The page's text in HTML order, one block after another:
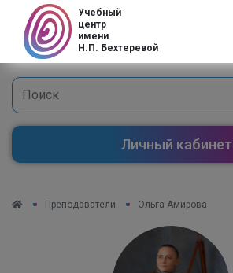
Учебный
центр
имени
Н.П. Бехтеревой
Личный кабинет
Преподаватели Ольга Амирова